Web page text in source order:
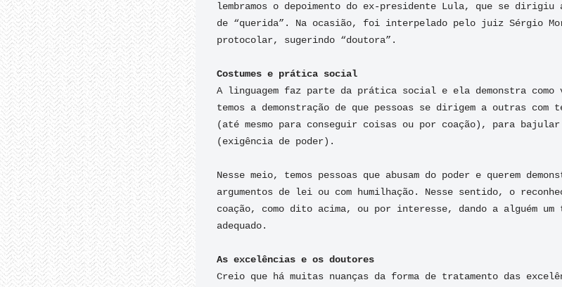
lembramos o depoimento do ex-presidente Lula, que se dirigiu a
de “querida”. Na ocasião, foi interpelado pelo juiz Sérgio
protocolar, sugerindo “doutora”.
Costumes e prática social
A linguagem faz parte da prática social e ela demonstra como
temos a demonstração de que pessoas se dirigem a outras com
(até mesmo para conseguir coisas ou por coação), para
(exigência de poder).
Nesse meio, temos pessoas que abusam do poder e querem
argumentos de lei ou com humilhação. Nesse sentido, o
coação, como dito acima, ou por interesse, dando a alguém
adequado.
As excelências e os doutores
Creio que há muitas nuanças da forma de tratamento das